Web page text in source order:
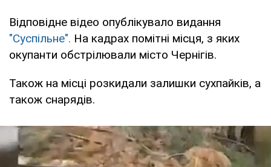
Відповідне відео опублікувало видання
"Суспільне". На кадрах помітні місця, з яких
окупанти обстрілювали місто Чернігів.
Також на місці розкидали залишки сухпайків, а
також снарядів.